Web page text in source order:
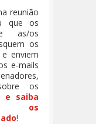
reunião
que os
as/os
os
enviem
e-mails
os
e saiba
os
!